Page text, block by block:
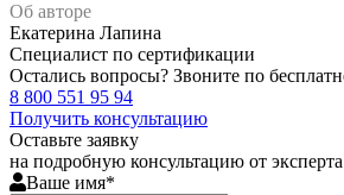
Об авторе
Екатерина Лапина
Специалист по сертификации
Остались вопросы? Звоните по
8 800 551 95 94
Получить консультацию
Оставьте заявку
на подробную консультацию от эксперта
Ваше имя*